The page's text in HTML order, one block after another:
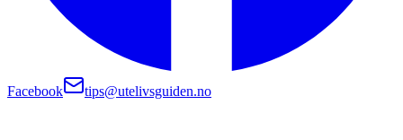
Facebook tips@utelivsguiden.no